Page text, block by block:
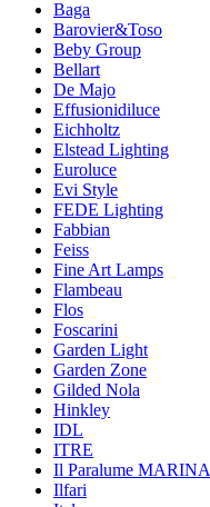
Baga
Barovier&Toso
Beby Group
Bellart
De Majo
Effusionidiluce
Eichholtz
Elstead Lighting
Euroluce
Evi Style
FEDE Lighting
Fabbian
Feiss
Fine Art Lamps
Flambeau
Flos
Foscarini
Garden Light
Garden Zone
Gilded Nola
Hinkley
IDL
ITRE
Il Paralume MARINA
Ilfari